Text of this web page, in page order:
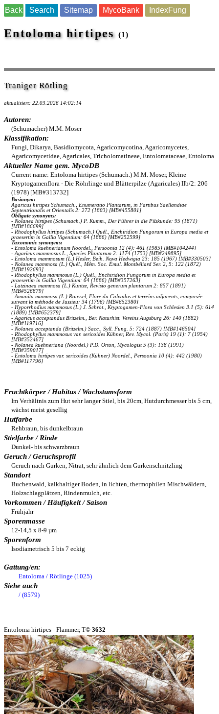
Back Search Sitemap MycoBank IndexFung
Entoloma hirtipes(1)
Traniger Rötling
aktualisiert: 22.03.2026 14:02:14
Autoren:
(Schumacher) M.M. Moser
Klassifikation:
Fungi, Dikarya, Basidiomycota, Agaricomycotina, Agaricomycetes,
Agaricomycetidae, Agaricales, Tricholomatineae, Entolomataceae, Entoloma
Aktueller Name gem. MycoDB
Current name: Entoloma hirtipes (Schumach.) M.M. Moser, Kleine
Kryptogamenflora - Die Röhrlinge und Blätterpilze (Agaricales) IIb/2: 206
(1978) [MB#313732]
Basionym:
Agaricus hirtipes Schumach., Enumeratio Plantarum, in Partibus Saellandiae
Septentrionalis et Orientalis 2: 272 (1803) [MB#455801]
Obligate synonyms:
- Nolanea hirtipes (Schumach.) P. Kumm., Der Führer in die Pilzkunde: 95 (1871)
[MB#186699]
- Rhodophyllus hirtipes (Schumach.) Quél., Enchiridion Fungorum in Europa media et
praesertim in Gallia Vigentium: 64 (1886) [MB#252599]
Taxonomic synonyms:
- Entoloma kuehnerianum Noordel., Persoonia 12 (4): 461 (1985) [MB#104244]
- Agaricus mammosus L., Species Plantarum 2: 1174 (1753) [MB#249895]
- Entoloma mammosum (L.) Hesler, Beih. Nova Hedwigia 23: 185 (1967) [MB#330503]
- Nolanea mammosa (L.) Quél., Mém. Soc. Émul. Montbéliard Ser. 2, 5: 122 (1872)
[MB#192693]
- Rhodophyllus mammosus (L.) Quél., Enchiridion Fungorum in Europa media et
praesertim in Gallia Vigentium: 64 (1886) [MB#357263]
- Latzinaea mammosa (L.) Kuntze, Revisio generum plantarum 2: 857 (1891)
[MB#526879]
- Amanita mammosa (L.) Roussel, Flore du Calvados et terreins adjacents, composée
suivant la méthode de Jussieu: 34 (1796) [MB#652380]
- Hyporrhodius mammosus (L.) J. Schröt., Kryptogamen-Flora von Schlesien 3.1 (5): 614
(1889) [MB#652379]
- Agaricus acceptandus Britzelm., Ber. Naturhist. Vereins Augsburg 26: 140 (1882)
[MB#119716]
- Nolanea acceptanda (Britzelm.) Sacc., Syll. Fung. 5: 724 (1887) [MB#146504]
- Rhodophyllus mammosus var. sericoides Kühner, Rev. Mycol. (Paris) 19 (1): 7 (1954)
[MB#352467]
- Nolanea kuehneriana (Noordel.) P.D. Orton, Mycologist 5 (3): 138 (1991)
[MB#359017]
- Entoloma hirtipes var. sericoides (Kühner) Noordel., Persoonia 10 (4): 442 (1980)
[MB#117796]
Fruchtkörper / Habitus / Wachstumsform
Im Verhältnis zum Hut sehr langer Stiel, bis 20cm, Hutdurchmesser bis 5 cm,
wächst meist gesellig
Hutfarbe
Rehbraun, bis dunkelbraun
Stielfarbe / Rinde
Dunkel- bis schwarzbraun
Geruch / Geruchsprofil
Geruch nach Gurken, Nitrat, sehr ähnlich dem Gurkenschnitzling
Standort
Buchenwald, kalkhaltiger Boden, in lichten, thermophilen Mischwäldern,
Holzschlagplätzen, Rindenmulch, etc.
Vorkommen / Häufigkeit / Saison
Frühjahr
Sporenmasse
12-14,5 x 8-9 µm
Sporenform
Isodiametrisch 5 bis 7 eckig
Gattung/en:
Entoloma / Rötlinge (1025)
Siehe auch
/ (8579)
Entoloma hirtipes - Flammer, T© 3632